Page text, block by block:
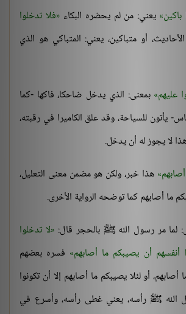
يعني: من لم يحضره البكاء فلا تدخلوا
أو متباكين، يعني: المتباكي هو الذي
عليهم بمعنى: الذي يدخل ضاحكا، فاكها -كما
يأتون للسياحة، وقد علق الكاميرا في رقبته،
لا يجوز له أن يدخل.
هذا خبر، ولكن هو مضمن معنى التعليل،
ما أصابهم كما توضحه الرواية الأخرى.
لما مر رسول الله ﷺ بالحجر قال: لا تدخلوا
أنفسهم أن يصيبكم ما أصابهم فسره بعضهم
أو لئلا يصيبكم ما أصابهم إلا أن تكونوا
الله ﷺ رأسه، يعني غطى رأسه، وأسرع في